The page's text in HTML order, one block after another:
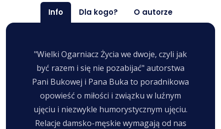
Info Dla kogo? O autorze
"Wielki Ogarniacz Życia we dwoje, czyli jak
być razem i się nie pozabijać" autorstwa
Pani Bukowej i Pana Buka to poradnikowa
opowieść o miłości i związku w luźnym
ujęciu i niezwykle humorystycznym ujęciu.
Relacje damsko-męskie wymagają od nas